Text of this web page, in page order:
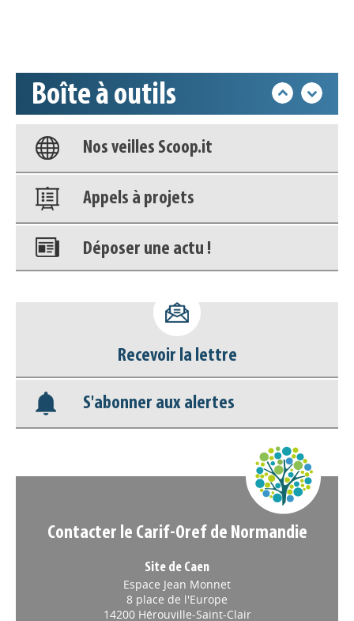
Boîte à outils
Base documentaire
Nos veilles Scoop.it
Appels à projets
Déposer une actu !
déconnecter)
Base documentaire
Nos veilles Scoop.it
Recevoir la lettre
S'abonner aux alertes
Contacter le Carif-Oref de Normandie
Site de Caen
Espace Jean Monnet
8 place de l'Europe
14200 Hérouville-Saint-Clair